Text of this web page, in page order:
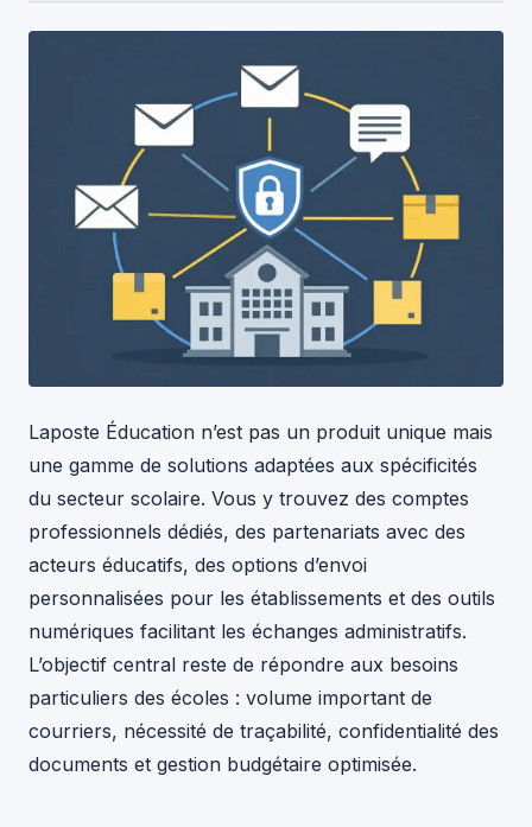
Laposte Éducation n’est pas un produit unique mais
une gamme de solutions adaptées aux spécificités
du secteur scolaire. Vous y trouvez des comptes
professionnels dédiés, des partenariats avec des
acteurs éducatifs, des options d’envoi
personnalisées pour les établissements et des outils
numériques facilitant les échanges administratifs.
L’objectif central reste de répondre aux besoins
particuliers des écoles : volume important de
courriers, nécessité de traçabilité, confidentialité des
documents et gestion budgétaire optimisée.